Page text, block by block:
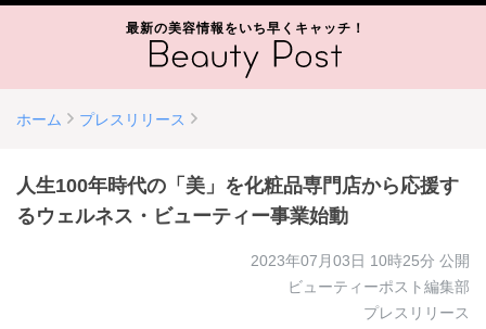
最新の美容情報をいち早くキャッチ！
ホーム プレスリリース
人生100年時代の「美」を化粧品専門店から応援す
るウェルネス・ビューティー事業始動
2023年07月03日 10時25分 公開
ビューティーポスト編集部
プレスリリース